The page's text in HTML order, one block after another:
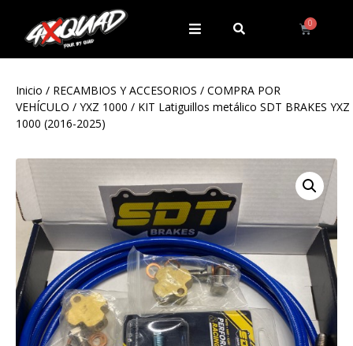
Inicio / RECAMBIOS Y ACCESORIOS / COMPRA POR
VEHÍCULO / YXZ 1000 / KIT Latiguillos metálico SDT BRAKES YXZ
1000 (2016-2025)